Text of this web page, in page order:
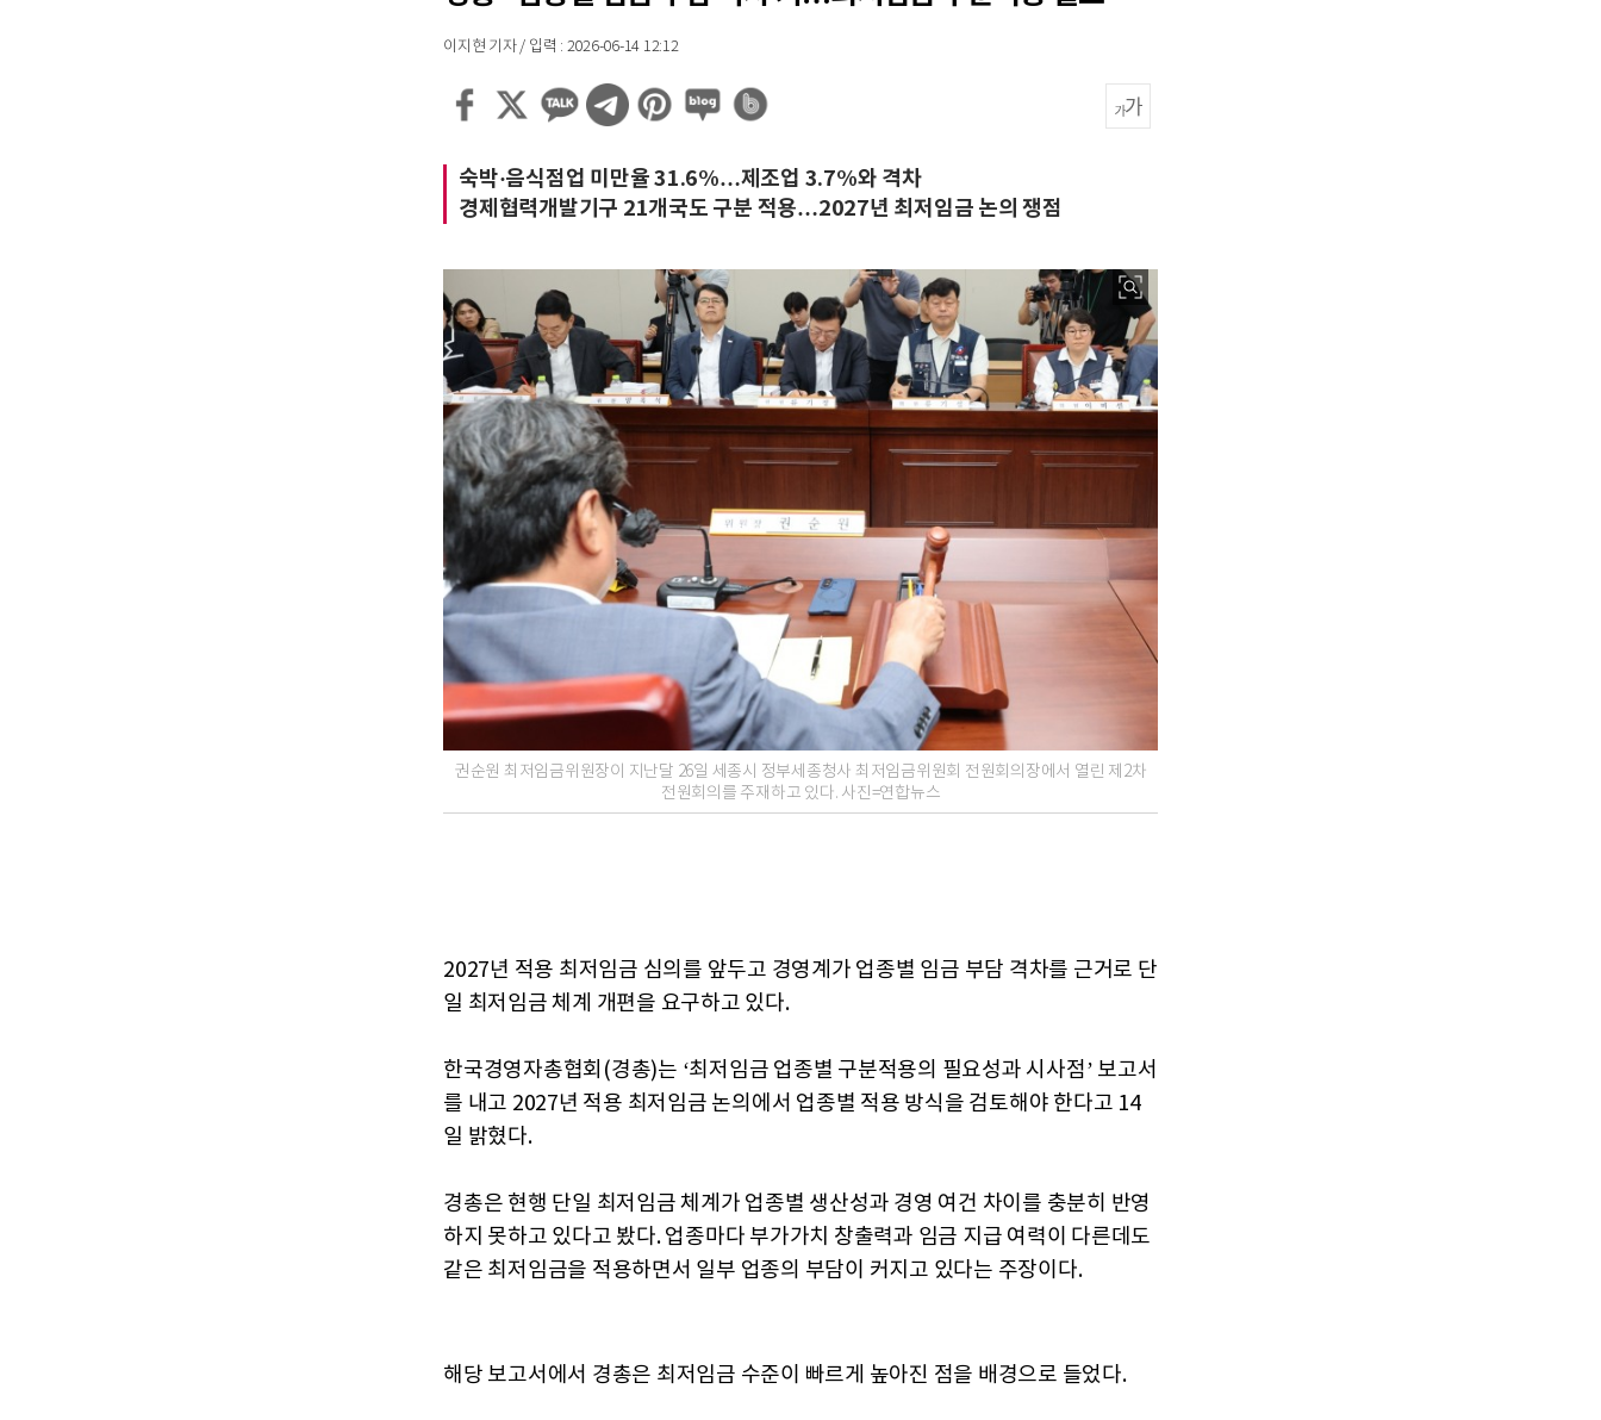
이지현 기자 / 입력 : 2026-06-14 12:12
숙박·음식점업 미만율 31.6%…제조업 3.7%와 격차
경제협력개발기구 21개국도 구분 적용…2027년 최저임금 논의 쟁점
권순원 최저임금위원장이 지난달 26일 세종시 정부세종청사 최저임금위원회 전원회의장에서 열린 제2차
전원회의를 주재하고 있다. 사진=연합뉴스
2027년 적용 최저임금 심의를 앞두고 경영계가 업종별 임금 부담 격차를 근거로 단
일 최저임금 체계 개편을 요구하고 있다.
한국경영자총협회(경총)는 ‘최저임금 업종별 구분적용의 필요성과 시사점’ 보고서
를 내고 2027년 적용 최저임금 논의에서 업종별 적용 방식을 검토해야 한다고 14
일 밝혔다.
경총은 현행 단일 최저임금 체계가 업종별 생산성과 경영 여건 차이를 충분히 반영
하지 못하고 있다고 봤다. 업종마다 부가가치 창출력과 임금 지급 여력이 다른데도
같은 최저임금을 적용하면서 일부 업종의 부담이 커지고 있다는 주장이다.
해당 보고서에서 경총은 최저임금 수준이 빠르게 높아진 점을 배경으로 들었다.